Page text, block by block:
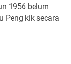
1956 belum
Pengikik secara